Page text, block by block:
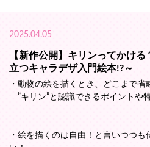
2025.04.05
【新作公開】キリンってかけ
立つキャラデザ入門絵本!?～
・動物の絵を描くとき、どこまで省
”キリン”と認識できるポイントや
・絵を描くのは自由！と言いつつ